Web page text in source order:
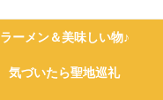
ラーメン＆美味しい物♪
気づいたら聖地巡礼